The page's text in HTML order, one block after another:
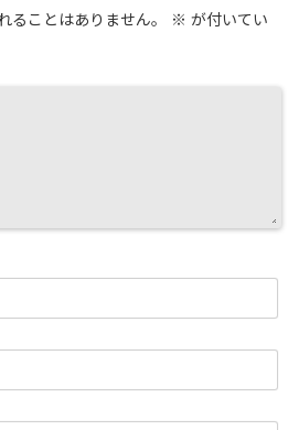
ることはありません。 ※ が付いてい